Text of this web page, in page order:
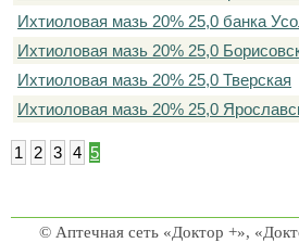
Ихтиоловая мазь 20% 25,0 банка
Ихтиоловая мазь 20% 25,0
Ихтиоловая мазь 20% 25,0 Тверская
Ихтиоловая мазь 20% 25,0
1 2 3 4 5
© Аптечная сеть «Доктор +»,